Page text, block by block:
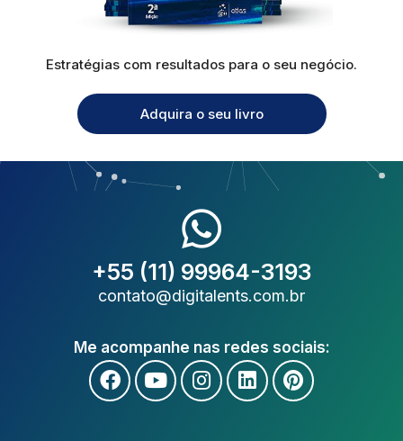
Estratégias com resultados para o seu negócio.
Adquira o seu livro
+55 (11) 99964-3193
contato@digitalents.com.br
Me acompanhe nas redes sociais: